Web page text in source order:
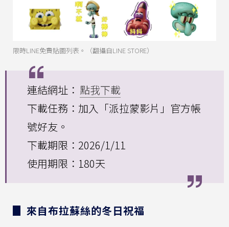
限時LINE免費貼圖列表。（翻攝自LINE STORE）
連結網址： 點我下載
下載任務：加入「派拉蒙影片」官方帳
號好友。
下載期限：2026/1/11
使用期限：180天
▊ 來自布拉蘇絲的冬日祝福